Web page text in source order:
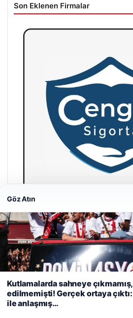
Son Eklenen Firmalar
Hastaş Beton
26/05/2026
Web sitemizi nasıl kullandığınızı daha
deneyiminizi kişiselleştirmek ve
kullanıyoruz.Çerez Politikamız
Reddet
Göz Atın
Kutlamalarda sahneye
edilmemişti! Gerçek ortaya
ile anlaşmış…